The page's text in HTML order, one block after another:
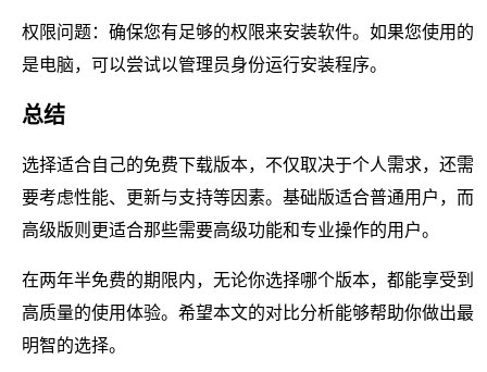
权限问题：确保您有足够的权限来安装软件。如果您使用的
是电脑，可以尝试以管理员身份运行安装程序。
总结
选择适合自己的免费下载版本，不仅取决于个人需求，还需
要考虑性能、更新与支持等因素。基础版适合普通用户，而
高级版则更适合那些需要高级功能和专业操作的用户。
在两年半免费的期限内，无论你选择哪个版本，都能享受到
高质量的使用体验。希望本文的对比分析能够帮助你做出最
明智的选择。